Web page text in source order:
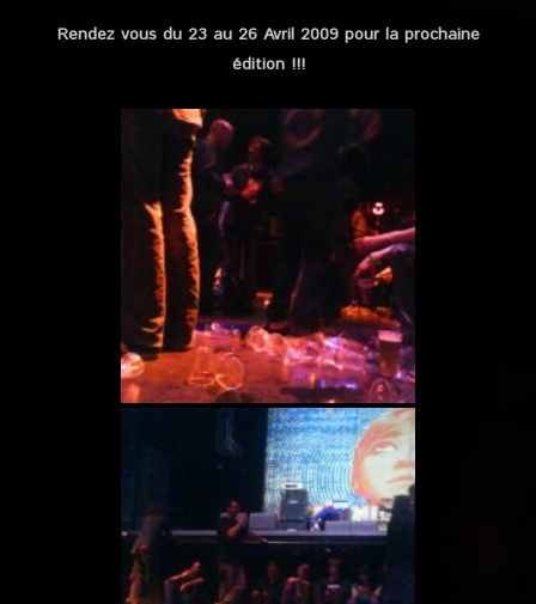
Rendez vous du 23 au 26 Avril 2009 pour la prochaine
édition !!!